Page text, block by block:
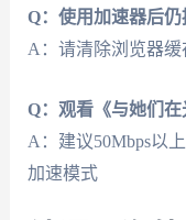
Q：使用加速器后仍
A：请清除浏览器
Q：观看《与她们在
A：建议50Mbps以
加速模式